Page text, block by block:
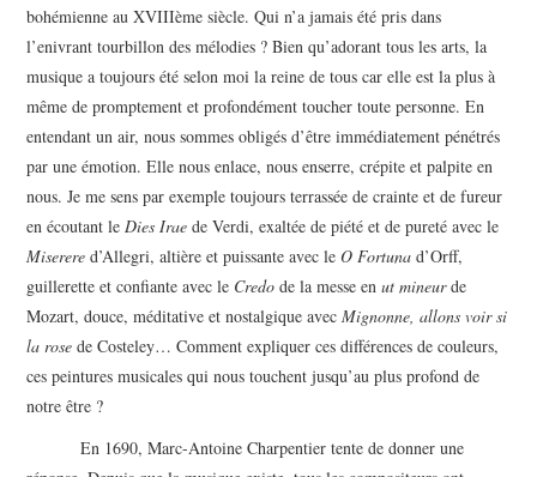
bohémienne au XVIIIème siècle. Qui n’a jamais été pris dans
l’enivrant tourbillon des mélodies ? Bien qu’adorant tous les arts, la
musique a toujours été selon moi la reine de tous car elle est la plus à
même de promptement et profondément toucher toute personne. En
entendant un air, nous sommes obligés d’être immédiatement pénétrés
par une émotion. Elle nous enlace, nous enserre, crépite et palpite en
nous. Je me sens par exemple toujours terrassée de crainte et de fureur
en écoutant leDies Iraede Verdi, exaltée de piété et de pureté avec le
Miserered’Allegri, altière et puissante avec leO Fortunad’Orff,
guillerette et confiante avec le Credo de la messe enut mineurde
Mozart, douce, méditative et nostalgique avecMignonne, allons voir si
la rose de Costeley… Comment expliquer ces différences de couleurs,
ces peintures musicales qui nous touchent jusqu’au plus profond de
notre être ?
En 1690, Marc-Antoine Charpentier tente de donner une